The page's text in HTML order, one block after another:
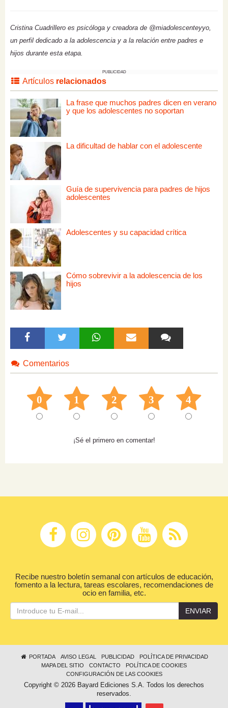
Cristina Cuadrillero es psicóloga y creadora de @miadolescenteyyo,
un perfil dedicado a la adolescencia y a la relación entre padres e
hijos durante esta etapa.
PUBLICIDAD
Artículos relacionados
La frase que muchos padres dicen en verano
y que los adolescentes no soportan
La dificultad de hablar con el adolescente
Guía de supervivencia para padres de hijos
adolescentes
Adolescentes y su capacidad crítica
Cómo sobrevivir a la adolescencia de los
hijos
Comentarios
0 1 2 3 4
¡Sé el primero en comentar!
Recibe nuestro boletín semanal con artículos de educación,
fomento a la lectura, tareas escolares, recomendaciones de
ocio en familia, etc.
ENVIAR
PORTADA AVISO LEGAL PUBLICIDAD
POLÍTICA DE PRIVACIDAD
MAPA DEL SITIO
CONTACTO
POLÍTICA DE COOKIES
CONFIGURACIÓN DE LAS COOKIES
Copyright © 2026 Bayard Ediciones S.A. Todos los derechos
reservados.